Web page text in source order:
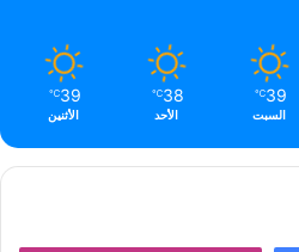
39
℃
السبت
38
℃
الأحد
39
℃
الأثنين